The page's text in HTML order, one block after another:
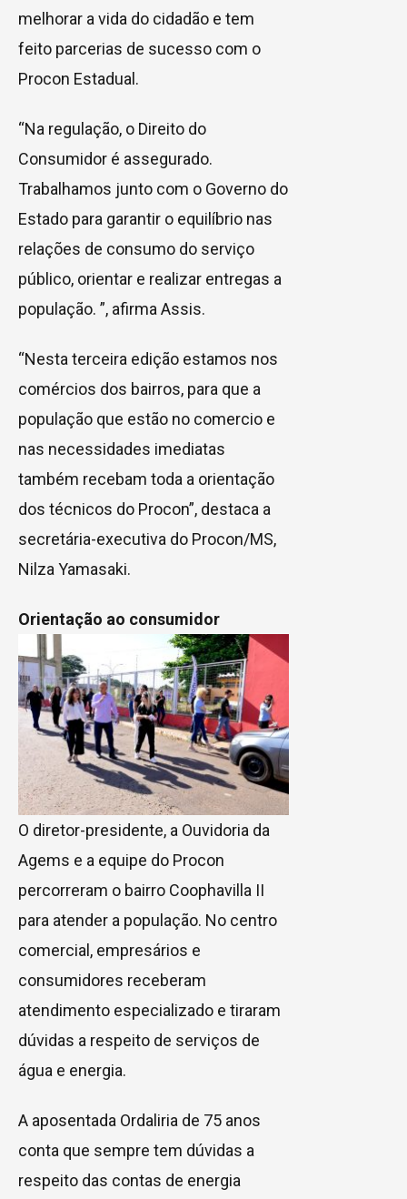
melhorar a vida do cidadão e tem
feito parcerias de sucesso com o
Procon Estadual.
“Na regulação, o Direito do
Consumidor é assegurado.
Trabalhamos junto com o Governo do
Estado para garantir o equilíbrio nas
relações de consumo do serviço
público, orientar e realizar entregas a
população. ”, afirma Assis.
“Nesta terceira edição estamos nos
comércios dos bairros, para que a
população que estão no comercio e
nas necessidades imediatas
também recebam toda a orientação
dos técnicos do Procon”, destaca a
secretária-executiva do Procon/MS,
Nilza Yamasaki.
Orientação ao consumidor
O diretor-presidente, a Ouvidoria da
Agems e a equipe do Procon
percorreram o bairro Coophavilla II
para atender a população. No centro
comercial, empresários e
consumidores receberam
atendimento especializado e tiraram
dúvidas a respeito de serviços de
água e energia.
A aposentada Ordaliria de 75 anos
conta que sempre tem dúvidas a
respeito das contas de energia